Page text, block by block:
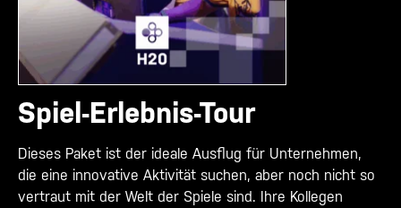
Spiel-Erlebnis-Tour
Dieses Paket ist der ideale Ausflug für Unternehmen,
die eine innovative Aktivität suchen, aber noch nicht so
vertraut mit der Welt der Spiele sind. Ihre Kollegen